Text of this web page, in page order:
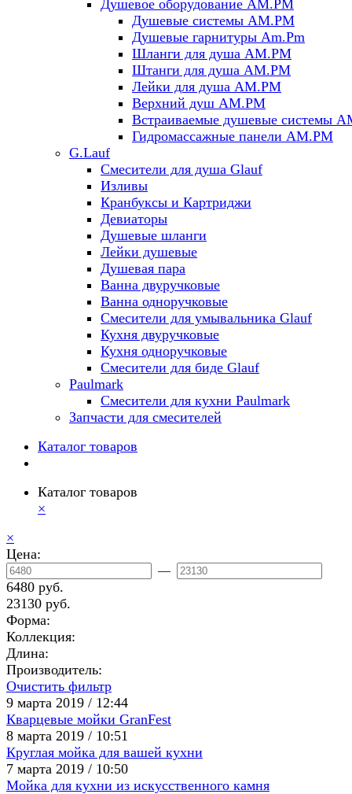
Душевое оборудование AM.PM
Душевые системы AM.PM
Душевые гарнитуры Am.Pm
Шланги для душа AM.PM
Штанги для душа AM.PM
Лейки для душа AM.PM
Верхний душ AM.PM
Встраиваемые душевые системы
Гидромассажные панели AM.PM
G.Lauf
Смесители для душа Glauf
Изливы
Кранбуксы и Картриджи
Девиаторы
Душевые шланги
Лейки душевые
Душевая пара
Ванна двуручковые
Ванна одноручковые
Смесители для умывальника Glauf
Кухня двуручковые
Кухня одноручковые
Смесители для биде Glauf
Paulmark
Смесители для кухни Paulmark
Запчасти для смесителей
Каталог товаров
Каталог товаров
×
×
Цена:
—
6480 руб.
23130 руб.
Форма:
Коллекция:
Длина:
Производитель:
Очистить фильтр
9 марта 2019 / 12:44
Кварцевые мойки GranFest
8 марта 2019 / 10:51
Круглая мойка для вашей кухни
7 марта 2019 / 10:50
Мойка для кухни из искусственного камня